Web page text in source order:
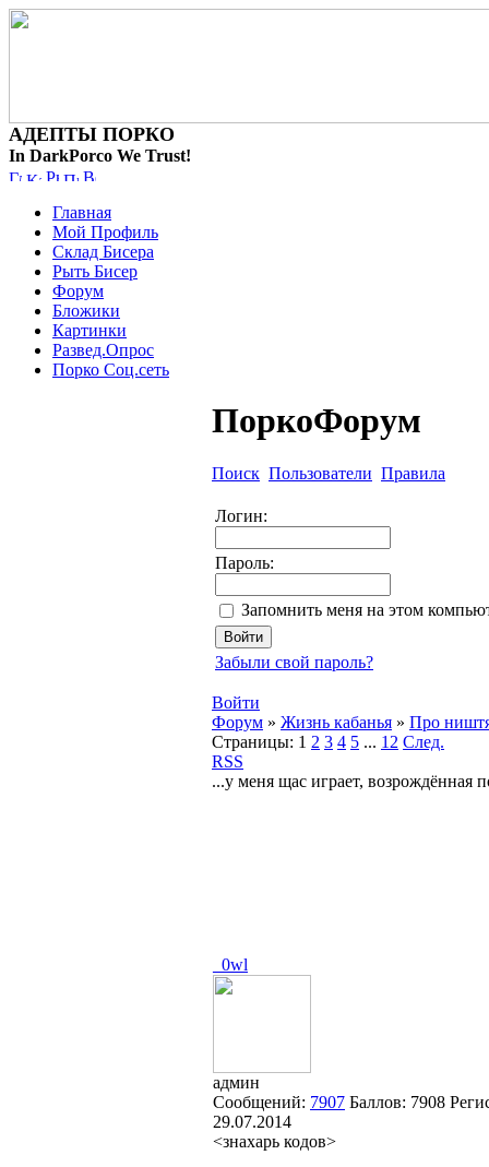
АДЕПТЫ ПОРКО
In DarkPorco We Trust!
Главная
Мой Профиль
Склад Бисера
Рыть Бисер
Форум
Бложики
Картинки
Развед.Опрос
Порко Соц.сеть
ПоркоФорум
Поиск Пользователи Правила
Логин:
Пароль:
Запомнить меня на этом
Забыли свой пароль?
Войти
Форум » Жизнь кабанья » Про
Страницы: 1 2 3 4 5 ... 12 След.
RSS
...у меня щас играет, возрождённая
_0wl
админ
Сообщений: 7907 Баллов: 7908
29.07.2014
<знахарь кодов>